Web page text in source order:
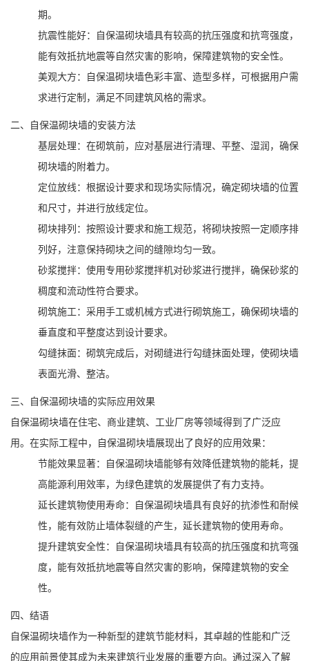
期。
抗震性能好：自保温砌块墙具有较高的抗压强度和抗弯强度，
能有效抵抗地震等自然灾害的影响，保障建筑物的安全性。
美观大方：自保温砌块墙色彩丰富、造型多样，可根据用户需
求进行定制，满足不同建筑风格的需求。
二、自保温砌块墙的安装方法
基层处理：在砌筑前，应对基层进行清理、平整、湿润，确保
砌块墙的附着力。
定位放线：根据设计要求和现场实际情况，确定砌块墙的位置
和尺寸，并进行放线定位。
砌块排列：按照设计要求和施工规范，将砌块按照一定顺序排
列好，注意保持砌块之间的缝隙均匀一致。
砂浆搅拌：使用专用砂浆搅拌机对砂浆进行搅拌，确保砂浆的
稠度和流动性符合要求。
砌筑施工：采用手工或机械方式进行砌筑施工，确保砌块墙的
垂直度和平整度达到设计要求。
勾缝抹面：砌筑完成后，对砌缝进行勾缝抹面处理，使砌块墙
表面光滑、整洁。
三、自保温砌块墙的实际应用效果
自保温砌块墙在住宅、商业建筑、工业厂房等领域得到了广泛应
用。在实际工程中，自保温砌块墙展现出了良好的应用效果：
节能效果显著：自保温砌块墙能够有效降低建筑物的能耗，提
高能源利用效率，为绿色建筑的发展提供了有力支持。
延长建筑物使用寿命：自保温砌块墙具有良好的抗渗性和耐候
性，能有效防止墙体裂缝的产生，延长建筑物的使用寿命。
提升建筑安全性：自保温砌块墙具有较高的抗压强度和抗弯强
度，能有效抵抗地震等自然灾害的影响，保障建筑物的安全
性。
四、结语
自保温砌块墙作为一种新型的建筑节能材料，其卓越的性能和广泛
的应用前景使其成为未来建筑行业发展的重要方向。通过深入了解